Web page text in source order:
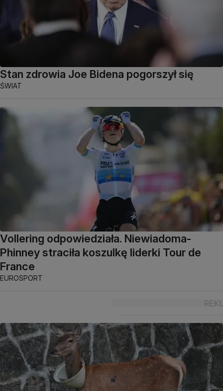
Stan zdrowia Joe Bidena pogorszył się
ŚWIAT
Vollering odpowiedziała. Niewiadoma-
Phinney straciła koszulkę liderki Tour de
France
EUROSPORT